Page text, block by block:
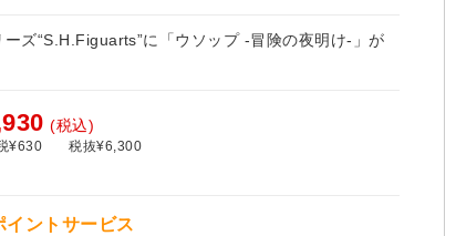
ズ“S.H.Figuarts”に「ウソップ -冒険の夜明け-」が
(税込)
¥630 税抜¥6,300
イントサービス